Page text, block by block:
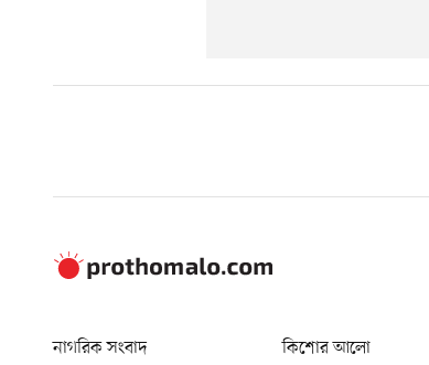
নাগরিক সংবাদ কিশোর আলো